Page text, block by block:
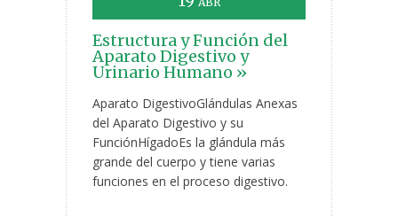
Estructura y Función del
Aparato Digestivo y
Urinario Humano »
Aparato DigestivoGlándulas Anexas
del Aparato Digestivo y su
FunciónHígadoEs la glándula más
grande del cuerpo y tiene varias
funciones en el proceso digestivo.